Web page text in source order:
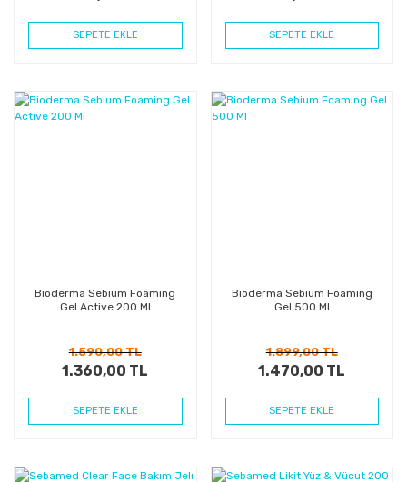
SEPETE EKLE SEPETE EKLE
Bioderma Sebium Foaming
Gel Active 200 Ml
1.590,00 TL
1.360,00 TL
SEPETE EKLE
Bioderma Sebium Foaming
Gel 500 Ml
1.899,00 TL
1.470,00 TL
SEPETE EKLE